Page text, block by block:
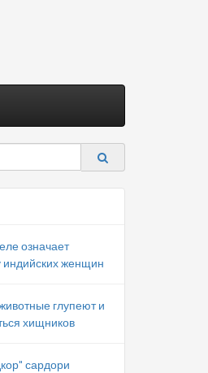
означает
индийских женщин
глупеют и
хищников
сардори